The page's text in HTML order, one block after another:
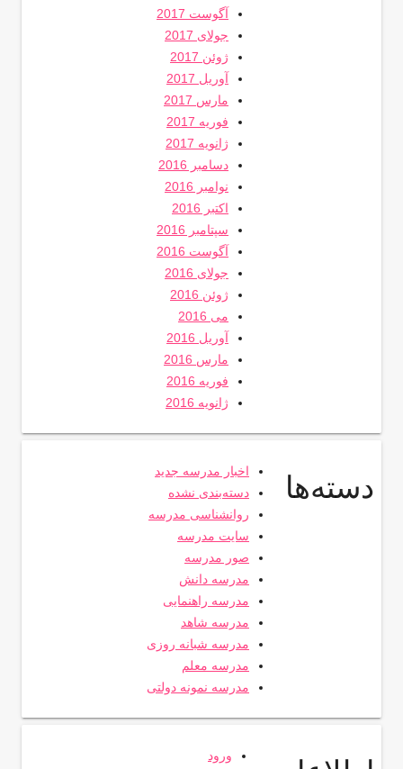
آگوست 2017
جولای 2017
ژوئن 2017
آوریل 2017
مارس 2017
فوریه 2017
ژانویه 2017
دسامبر 2016
نوامبر 2016
اکتبر 2016
سپتامبر 2016
آگوست 2016
جولای 2016
ژوئن 2016
می 2016
آوریل 2016
مارس 2016
فوریه 2016
ژانویه 2016
دسته‌ها
اخبار مدرسه جدید
دسته‌بندی نشده
روانشناسی مدرسه
سایت مدرسه
صور مدرسه
مدرسه دانش
مدرسه راهنمایی
مدرسه شاهد
مدرسه شبانه روزی
مدرسه معلم
مدرسه نمونه دولتی
ورود